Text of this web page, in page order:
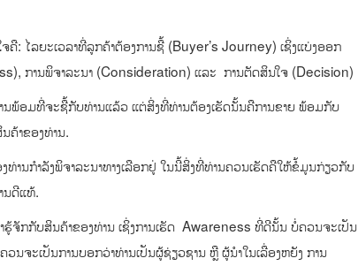
: ໄລຍະເວລາທີ່ລູກຄ້າຕ້ອງການຊື້ (Buyer’s Journey) ເຊິ່ງແບ່ງອອກ
ການພິຈາລະນາ (Consideration) ແລະ ການຕັດສິນໃຈ (Decision)
ອມທີ່ຈະຊື້ກັບທ່ານແລ້ວ ແຕ່ສິ່ງທີ່ທ່ານຕ້ອງເຮັດນັ້ນຄືການຂາຍ ພ້ອມກັບ
ຄ້າຂອງທ່ານ.
ກຳລັງພິຈາລະນາທາງເລືອກຢູ່ ໃນນີ້ສິ່ງທີ່ທ່ານຄວນເຮັດຄືໃຫ້ຂໍ້ມູນກ່ຽວກັບ
ນດີແທ້.
ກັບສິນຄ້າຂອງທ່ານ ເຊິ່ງການເຮັດ Awareness ທີ່ດີນັ້ນ ບໍ່ຄວນຈະເປັນ
ນຈະເປັນການບອກວ່າທ່ານເປັນຜູ້ຊ່ຽວຊານ ຫຼື ຜູ້ນຳໃນເລື່ອງຫຍັງ ການ